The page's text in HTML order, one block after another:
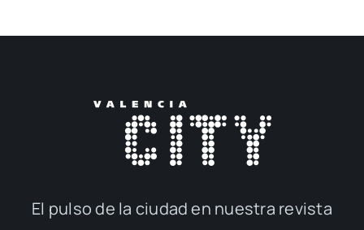
El pul­so de la ciu­dad en nues­tra revis­ta